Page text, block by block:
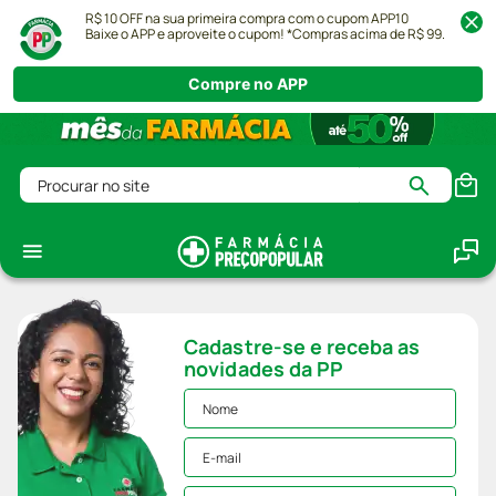
R$ 10 OFF na sua primeira compra com o cupom APP10
Baixe o APP e aproveite o cupom! *Compras acima de R$ 99.
Compre no APP
Procurar no site
Cadastre-se e receba as
novidades da PP